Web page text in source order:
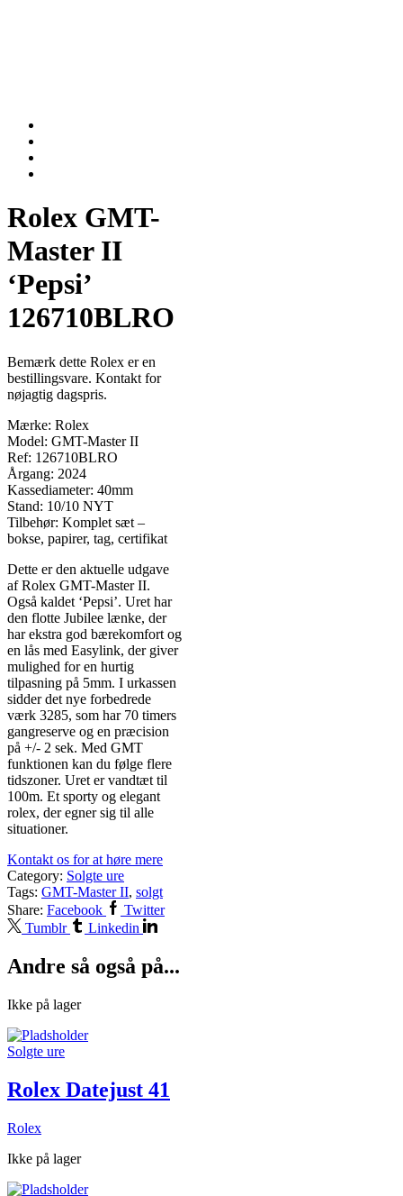
Rolex GMT-
Master II
‘Pepsi’
126710BLRO
Bemærk dette Rolex er en
bestillingsvare. Kontakt for
nøjagtig dagspris.
Mærke: Rolex
Model: GMT-Master II
Ref: 126710BLRO
Årgang: 2024
Kassediameter: 40mm
Stand: 10/10 NYT
Tilbehør: Komplet sæt –
bokse, papirer, tag, certifikat
Dette er den aktuelle udgave
af Rolex GMT-Master II.
Også kaldet ‘Pepsi’. Uret har
den flotte Jubilee lænke, der
har ekstra god bærekomfort og
en lås med Easylink, der giver
mulighed for en hurtig
tilpasning på 5mm. I urkassen
sidder det nye forbedrede
værk 3285, som har 70 timers
gangreserve og en præcision
på +/- 2 sek. Med GMT
funktionen kan du følge flere
tidszoner. Uret er vandtæt til
100m. Et sporty og elegant
rolex, der egner sig til alle
situationer.
Kontakt os for at høre mere
Category: Solgte ure
Tags: GMT-Master II, solgt
Share: Facebook
Twitter
Tumblr
Linkedin
Andre så også på...
Ikke på lager
Solgte ure
Rolex Datejust 41
Rolex
Ikke på lager